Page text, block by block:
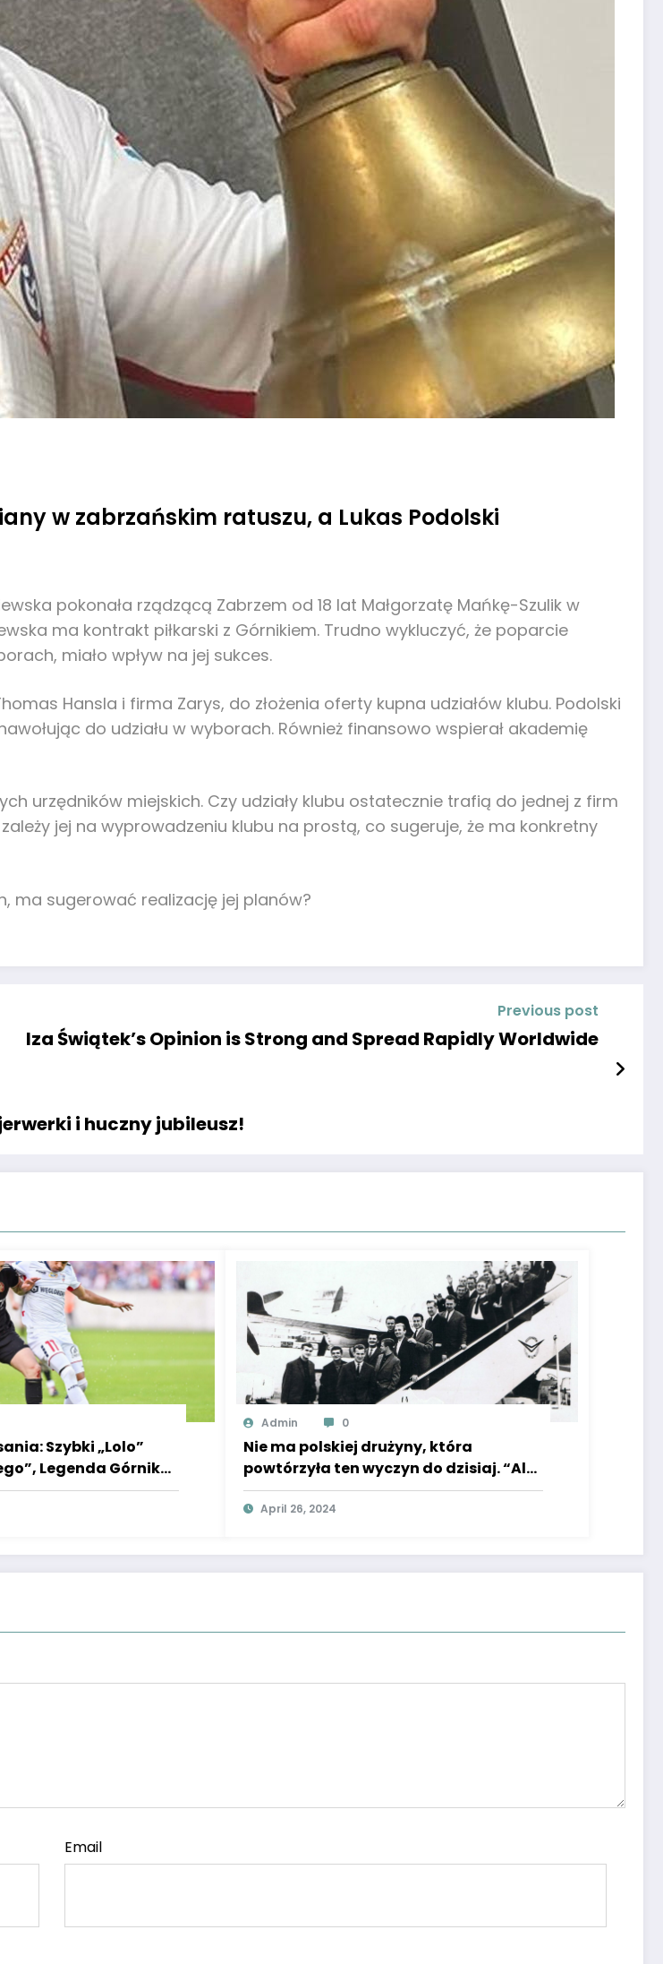
w zabrzańskim ratuszu, a Lukas Podolski
pokonała rządzącą Zabrzem od 18 lat Małgorzatę Mańkę-Szulik w
ma kontrakt piłkarski z Górnikiem. Trudno wykluczyć, że poparcie
miało wpływ na jej sukces.
Hansla i firma Zarys, do złożenia oferty kupna udziałów klubu. Podolski
do udziału w wyborach. Również finansowo wspierał akademię
urzędników miejskich. Czy udziały klubu ostatecznie trafią do jednej z firm
jej na wyprowadzeniu klubu na prostą, co sugeruje, że ma konkretny
ma sugerować realizację jej planów?
Previous post
Iza Świątek’s Opinion is Strong and Spread Rapidly Worldwide
i huczny jubileusz!
Szybki „Lolo”
Legenda Górnika
kunszt
Orkiestra
Admin 0
Nie ma polskiej drużyny, która
powtórzyła ten wyczyn do dzisiaj. “Ale
ten szampan smakował gorzko…”
April 26, 2024
Email